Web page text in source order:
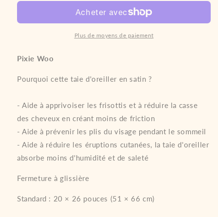
Satin
-
Satin
Rose
Plus de moyens de paiement
Pixie Woo
Pourquoi cette taie d'oreiller en satin ?
- Aide à apprivoiser les frisottis et à réduire la casse
des cheveux en créant moins de friction
- Aide à prévenir les plis du visage pendant le sommeil
- Aide à réduire les éruptions cutanées, la taie d'oreiller
absorbe moins d'humidité et de saleté
Fermeture à glissière
Standard : 20 × 26 pouces (51 × 66 cm)